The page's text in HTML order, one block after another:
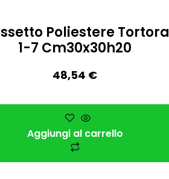
Poliestere Tortora
1-7 Cm30x30h20
48,54 €
Aggiungi al carrello